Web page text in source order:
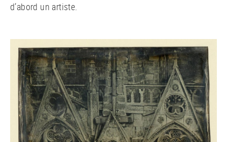
d’abord un artiste.